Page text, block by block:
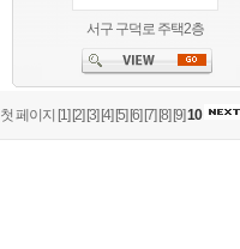
서구 구덕로 주택2층
첫 페이지 [1] [2] [3] [4] [5] [6] [7] [8] [9]10